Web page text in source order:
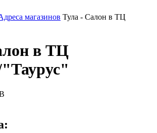
магазинов Тула - Салон в ТЦ
в ТЦ